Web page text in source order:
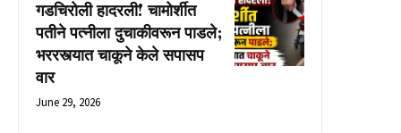
गडचिरोली हादरली! चामोर्शीत
पतीने पत्नीला दुचाकीवरून पाडले;
भररस्त्यात चाकूने केले सपासप
वार
June 29, 2026